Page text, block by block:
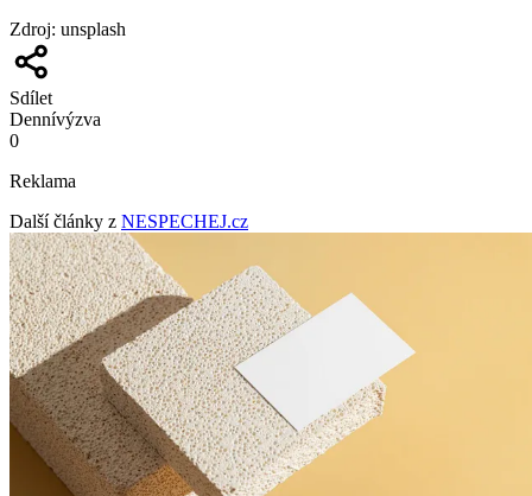
Zdroj: unsplash
Sdílet
Dennívýzva
0
Reklama
Další články z NESPECHEJ.cz